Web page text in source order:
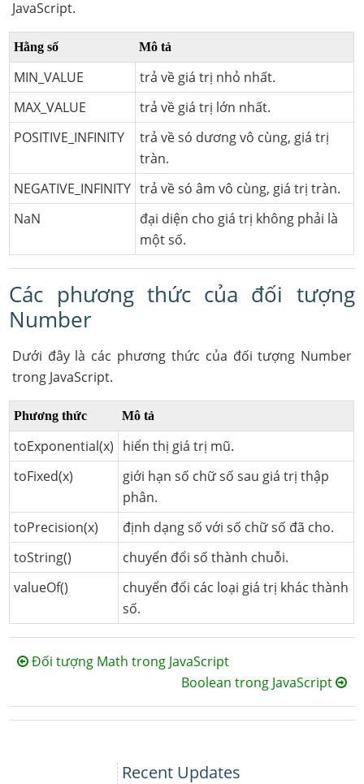
JavaScript.
Hằng số Mô tả
MIN_VALUE
trả về giá trị nhỏ nhất.
MAX_VALUE
trả về giá trị lớn nhất.
POSITIVE_INFINITY
trả về só dương vô cùng, giá trị
tràn.
NEGATIVE_INFINITY trả về só âm vô cùng, giá trị tràn.
NaN
đại diện cho giá trị không phải là
một số.
Các phương thức của đối tượng
Number
Dưới đây là các phương thức của đối tượng Number
trong JavaScript.
Phương thức Mô tả
toExponential(x) hiển thị giá trị mũ.
toFixed(x)
giới hạn số chữ số sau giá trị thập
phân.
toPrecision(x)
định dạng số với số chữ số đã cho.
toString()
chuyển đổi số thành chuỗi.
valueOf()
chuyển đổi các loại giá trị khác thành
số.
Đối tượng Math trong JavaScript
Boolean trong JavaScript
Recent Updates